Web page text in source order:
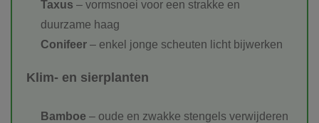
Taxus – vormsnoei voor een strakke en
duurzame haag
Conifeer – enkel jonge scheuten licht bijwerken
Klim- en sierplanten
Bamboe – oude en zwakke stengels verwijderen